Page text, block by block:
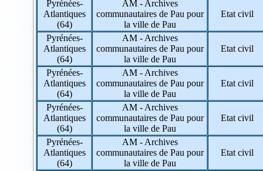
Pyrénées-
Atlantiques
(64)
AM - Archives
communautaires de Pau pour
la ville de Pau
Etat civil
Pyrénées-
Atlantiques
(64)
AM - Archives
communautaires de Pau pour
la ville de Pau
Etat civil
Pyrénées-
Atlantiques
(64)
AM - Archives
communautaires de Pau pour
la ville de Pau
Etat civil
Pyrénées-
Atlantiques
(64)
AM - Archives
communautaires de Pau pour
la ville de Pau
Etat civil
Pyrénées-
Atlantiques
(64)
AM - Archives
communautaires de Pau pour
la ville de Pau
Etat civil